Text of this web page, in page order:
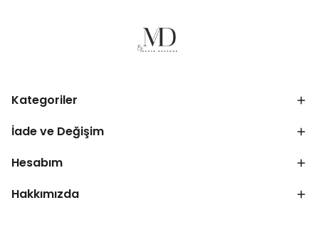
Kategoriler
İade ve Değişim
Hesabım
Hakkımızda